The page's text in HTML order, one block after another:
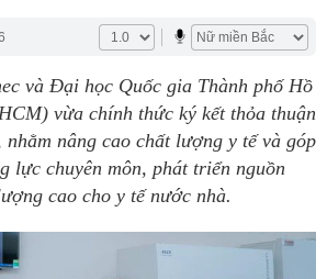
và Đại học Quốc gia Thành phố Hồ
vừa chính thức ký kết thỏa thuận
nâng cao chất lượng y tế và góp
lực chuyên môn, phát triển nguồn
cao cho y tế nước nhà.